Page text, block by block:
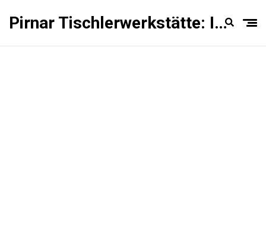
Pirnar Tischlerwerkstätte: Innentüren Experten